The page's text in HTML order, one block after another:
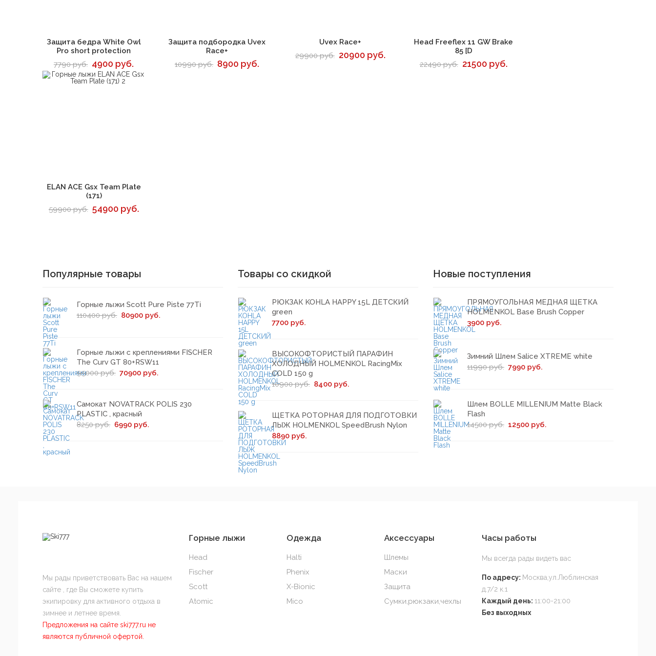
В корзину
Защита бедра White Owl
Pro short protection
7790 руб. 4900 руб.
В корзину
Защита подбородка Uvex
Race+
10990 руб. 8900 руб.
В корзину
Uvex Race+
29900 руб. 20900 руб.
В корзину
Head Freeflex 11 GW Brake
85 [D
22490 руб. 21500 руб.
В корзину
ELAN ACE Gsx Team Plate
(171)
59900 руб. 54900 руб.
Популярные товары
Горные лыжи Scott Pure Piste 77Ti
110400 руб. 80900 руб.
Горные лыжи с креплениями FISCHER
The Curv GT 80+RSW11
95000 руб. 70900 руб.
Самокат NOVATRACK POLIS 230
PLASTIC , красный
8250 руб. 6990 руб.
Товары со скидкой
РЮКЗАК KOHLA HAPPY 15L ДЕТСКИЙ
green
7700 руб.
ВЫСОКОФТОРИСТЫЙ ПАРАФИН
ХОЛОДНЫЙ HOLMENKOL RacingMix
COLD 150 g
10900 руб. 8400 руб.
ЩЕТКА РОТОРНАЯ ДЛЯ ПОДГОТОВКИ
ЛЫЖ HOLMENKOL SpeedBrush Nylon
8890 руб.
Новые поступления
ПРЯМОУГОЛЬНАЯ МЕДНАЯ ЩЕТКА
HOLMENKOL Base Brush Copper
3900 руб.
Зимний Шлем Salice XTREME white
11990 руб. 7990 руб.
Шлем BOLLE MILLENIUM Matte Black
Flash
14500 руб. 12500 руб.
Мы рады приветствовать Вас на нашем
сайте , где Вы сможете купить
экипировку для активного отдыха в
зимнее и летнее время.
Предложения на сайте ski777.ru не
являются публичной офертой.
Горные лыжи
Head
Fischer
Scott
Atomic
Одежда
Halti
Phenix
X-Bionic
Mico
Аксессуары
Шлемы
Маски
Защита
Сумки,рюкзаки,чехлы
Часы работы
Мы всегда рады видеть вас
По адресу: Москва,ул.Люблинская
д.7/2 к.1
Каждый день: 11:00-21:00
Без выходных